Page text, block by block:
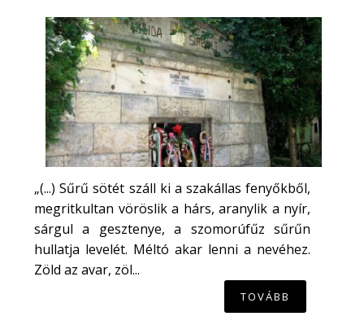
„(...) Sűrű sötét száll ki a szakállas fenyőkből,
megritkultan vöröslik a hárs, aranylik a nyír,
sárgul a gesztenye, a szomorúfűz sűrűn
hullatja levelét. Méltó akar lenni a nevéhez.
Zöld az avar, zöl...
TOVÁBB